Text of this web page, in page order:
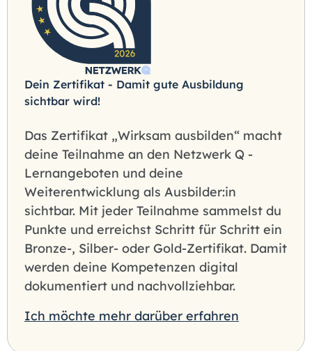
Dein Zertifikat - Damit gute Ausbildung
sichtbar wird!
Das Zertifikat „Wirksam ausbilden“ macht
deine Teilnahme an den Netzwerk Q -
Lernangeboten und deine
Weiterentwicklung als Ausbilder:in
sichtbar. Mit jeder Teilnahme sammelst du
Punkte und erreichst Schritt für Schritt ein
Bronze-, Silber- oder Gold-Zertifikat. Damit
werden deine Kompetenzen digital
dokumentiert und nachvollziehbar.
Ich möchte mehr darüber erfahren